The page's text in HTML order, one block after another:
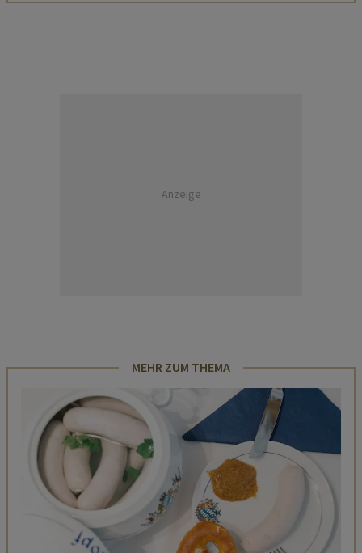
Anzeige
MEHR ZUM THEMA